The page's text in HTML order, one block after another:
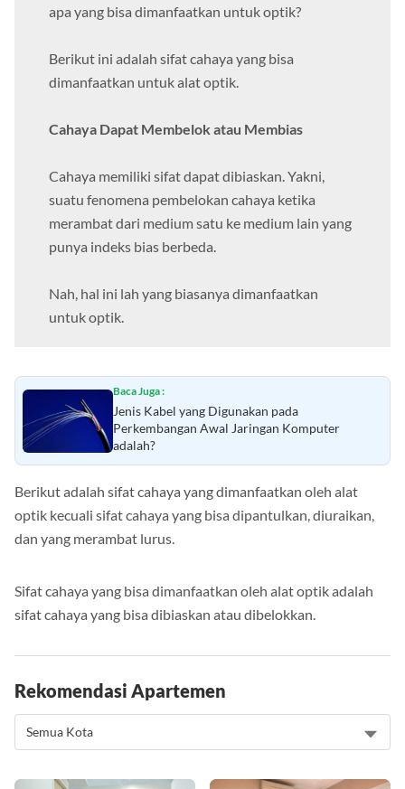
apa yang bisa dimanfaatkan untuk optik?
Berikut ini adalah sifat cahaya yang bisa
dimanfaatkan untuk alat optik.
Cahaya Dapat Membelok atau Membias
Cahaya memiliki sifat dapat dibiaskan. Yakni,
suatu fenomena pembelokan cahaya ketika
merambat dari medium satu ke medium lain yang
punya indeks bias berbeda.
Nah, hal ini lah yang biasanya dimanfaatkan
untuk optik.
Baca Juga :
Jenis Kabel yang Digunakan pada
Perkembangan Awal Jaringan Komputer
adalah?
Berikut adalah sifat cahaya yang dimanfaatkan oleh alat
optik kecuali sifat cahaya yang bisa dipantulkan, diuraikan,
dan yang merambat lurus.
Sifat cahaya yang bisa dimanfaatkan oleh alat optik adalah
sifat cahaya yang bisa dibiaskan atau dibelokkan.
Rekomendasi Apartemen